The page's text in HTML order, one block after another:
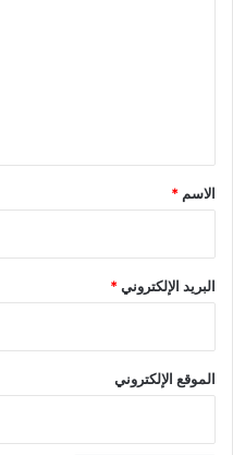
*
الاسم *
البريد الإلكتروني*
الموقع الإلكتروني